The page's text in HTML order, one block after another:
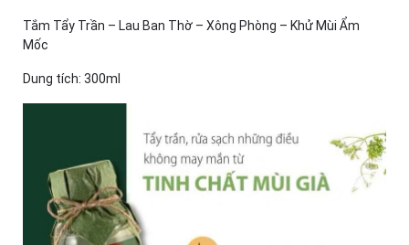
Tắm Tẩy Trần – Lau Ban Thờ – Xông Phòng – Khử Mùi Ẩm
Mốc
Dung tích: 300ml